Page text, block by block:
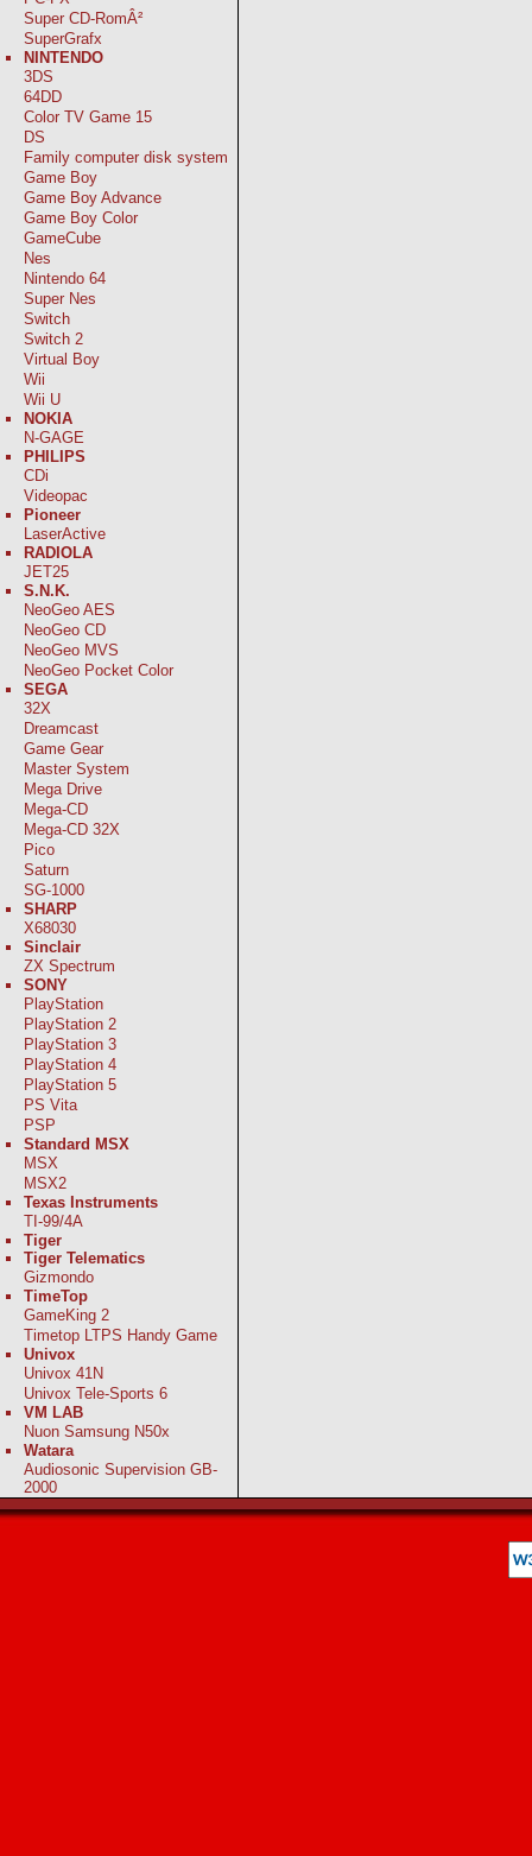
Super CD-RomÂ²
SuperGrafx
NINTENDO
3DS
64DD
Color TV Game 15
DS
Family computer disk system
Game Boy
Game Boy Advance
Game Boy Color
GameCube
Nes
Nintendo 64
Super Nes
Switch
Switch 2
Virtual Boy
Wii
Wii U
NOKIA
N-GAGE
PHILIPS
CDi
Videopac
Pioneer
LaserActive
RADIOLA
JET25
S.N.K.
NeoGeo AES
NeoGeo CD
NeoGeo MVS
NeoGeo Pocket Color
SEGA
32X
Dreamcast
Game Gear
Master System
Mega Drive
Mega-CD
Mega-CD 32X
Pico
Saturn
SG-1000
SHARP
X68030
Sinclair
ZX Spectrum
SONY
PlayStation
PlayStation 2
PlayStation 3
PlayStation 4
PlayStation 5
PS Vita
PSP
Standard MSX
MSX
MSX2
Texas Instruments
TI-99/4A
Tiger
Tiger Telematics
Gizmondo
TimeTop
GameKing 2
Timetop LTPS Handy Game
Univox
Univox 41N
Univox Tele-Sports 6
VM LAB
Nuon Samsung N50x
Watara
Audiosonic Supervision GB-
2000